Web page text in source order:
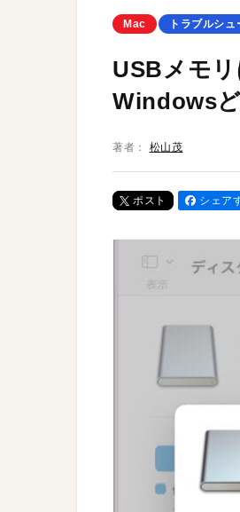
Mac トラブルシ
USBメモ
Windows
著者： 松山茂
ポスト シェア